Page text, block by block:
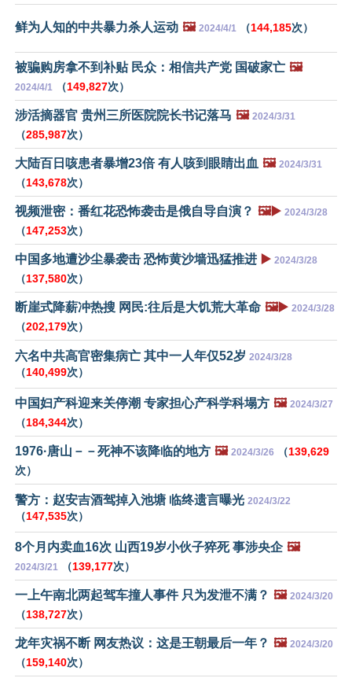
鲜为人知的中共暴力杀人运动 🖼️ 2024/4/1 （144,185次）
被骗购房拿不到补贴 民众：相信共产党 国破家亡 🖼️
2024/4/1 （149,827次）
涉活摘器官 贵州三所医院院长书记落马 🖼️ 2024/3/31
（285,987次）
大陆百日咳患者暴增23倍 有人咳到眼睛出血 🖼️ 2024/3/31
（143,678次）
视频泄密：番红花恐怖袭击是俄自导自演？ 🖼️▶️ 2024/3/28
（147,253次）
中国多地遭沙尘暴袭击 恐怖黄沙墙迅猛推进 ▶️ 2024/3/28
（137,580次）
断崖式降薪冲热搜 网民:往后是大饥荒大革命 🖼️▶️ 2024/3/28
（202,179次）
六名中共高官密集病亡 其中一人年仅52岁 2024/3/28
（140,499次）
中国妇产科迎来关停潮 专家担心产科学科塌方 🖼️ 2024/3/27
（184,344次）
1976·唐山－－死神不该降临的地方 🖼️ 2024/3/26 （139,629
次）
警方：赵安吉酒驾掉入池塘 临终遗言曝光 2024/3/22
（147,535次）
8个月内卖血16次 山西19岁小伙子猝死 事涉央企 🖼️
2024/3/21 （139,177次）
一上午南北两起驾车撞人事件 只为发泄不满？ 🖼️ 2024/3/20
（138,727次）
龙年灾祸不断 网友热议：这是王朝最后一年？ 🖼️ 2024/3/20
（159,140次）